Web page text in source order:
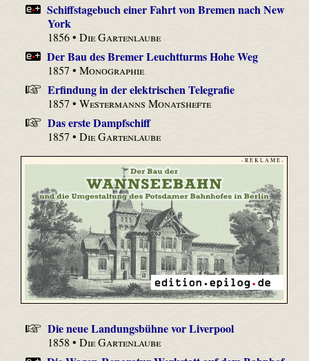
Schiffstagebuch einer Fahrt von Bremen nach New
York
1856 •Die Gartenlaube
Der Bau des Bremer Leuchtturms Hohe Weg
1857 •Monographie
Erfindung in der elektrischen Telegrafie
1857 •Westermanns Monatshefte
Das erste Dampfschiff
1857 •Die Gartenlaube
- R E K L A M E -
Die neue Landungsbühne vor Liverpool
1858 •Die Gartenlaube